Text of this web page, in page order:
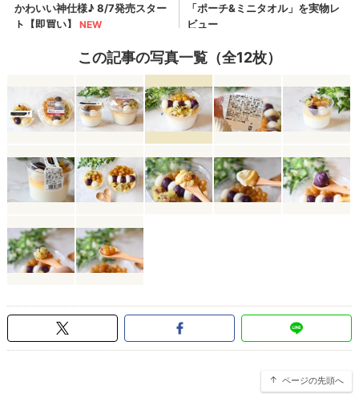
この記事の写真一覧（全12枚）
ページの先頭へ